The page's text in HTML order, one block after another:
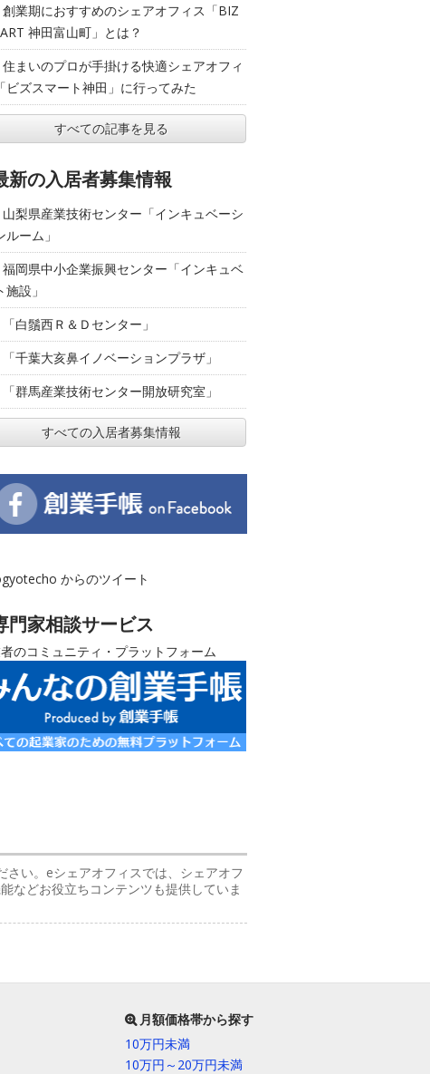
創業期におすすめのシェアオフィス「BIZ
神田富山町」とは？
住まいのプロが手掛ける快適シェアオフィ
ビズスマート神田」に行ってみた
すべての記事を見る
新の入居者募集情報
山梨県産業技術センター「インキュベーシ
ルーム」
福岡県中小企業振興センター「インキュベ
施設」
「白鬚西Ｒ＆Ｄセンター」
「千葉大亥鼻イノベーションプラザ」
「群馬産業技術センター開放研究室」
すべての入居者募集情報
からのツイート
門家相談サービス
のコミュニティ・プラットフォーム
い。eシェアオフィスでは、シェアオフ
などお役立ちコンテンツも提供していま
月額価格帯から探す
10万円未満
10万円～20万円未満